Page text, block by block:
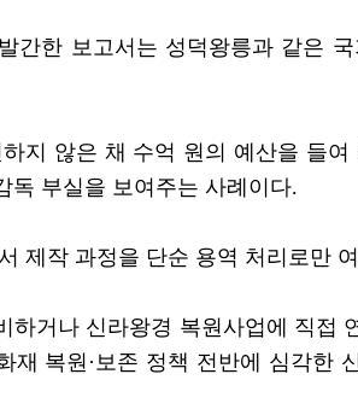
간한 보고서는 성덕왕릉과 같은
지 않은 채 수억 원의 예산을 들
독 부실을 보여주는 사례이다.
제작 과정을 단순 용역 처리로만
거나 신라왕경 복원사업에 직접
복원·보존 정책 전반에 심각한